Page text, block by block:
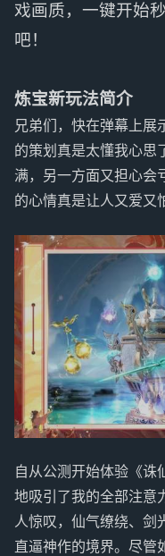
戏画质，一键开始
吧！
炼宝新玩法简介
兄弟们，快在弹幕上展
的策划真是太懂我心思
满，另一方面又担心会
的心情真是让人又爱又
自从公测开始体验《诛
地吸引了我的全部注意
人惊叹，仙气缭绕、剑
直逼神作的境界。尽管